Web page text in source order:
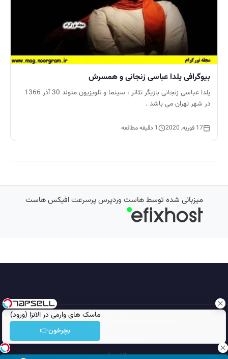
ماسک های وارمی در الانزا (ورود)
بچرخون👉
بیوگرافی یلدا عباسی زنجانی و همسرش
یلدا عباسی زنجانی بازیگر تئاتر ، سینما و تلویزیون متولد 30 آذر 1366
در شهر تهران می باشد .
17 فوریه, 2020 1 دقیقه مطالعه
میزبانی شده توسطهاست وردپرس پرسرعتافیکس هاست
مجله نورگرام
noorgram
بانک عکس